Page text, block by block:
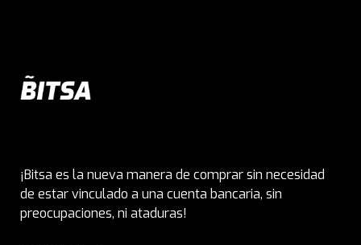
¡Bitsa es la nueva manera de comprar sin necesidad
de estar vinculado a una cuenta bancaria, sin
preocupaciones, ni ataduras!